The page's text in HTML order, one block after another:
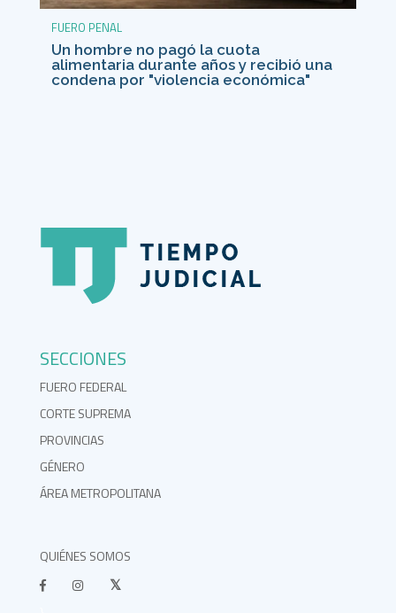
FUERO PENAL
Un hombre no pagó la cuota
alimentaria durante años y recibió una
condena por "violencia económica"
SECCIONES
FUERO FEDERAL
CORTE SUPREMA
PROVINCIAS
GÉNERO
ÁREA METROPOLITANA
QUIÉNES SOMOS